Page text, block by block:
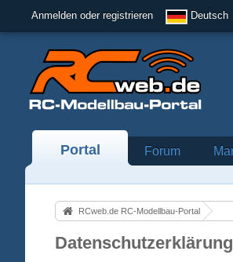
Anmelden oder registrieren Deutsch
Portal Forum
RCweb.de RC-Modellbau-Portal
Datenschutzerklärung